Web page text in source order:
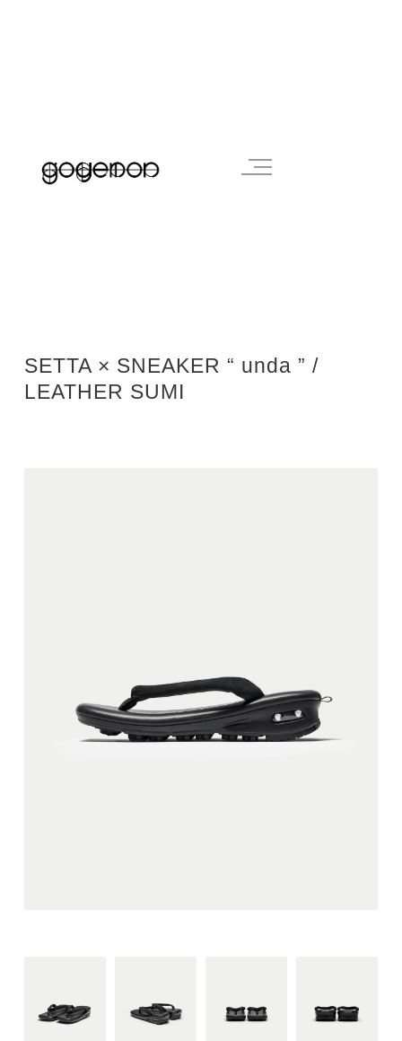
SETTA × SNEAKER “ unda ” /
LEATHER SUMI